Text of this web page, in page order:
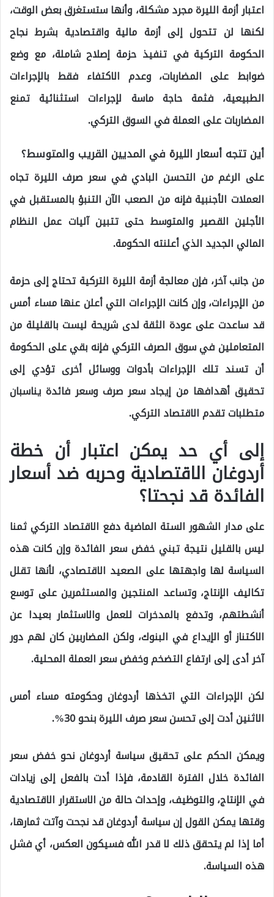
اعتبار أزمة الليرة مجرد مشكلة، وأنها ستستغرق بعض الوقت،
لكنها لن تتحول إلى أزمة مالية واقتصادية بشرط نجاح
الحكومة التركية في تنفيذ حزمة إصلاح شاملة، مع وضع
ضوابط على المضاربات، وعدم الاكتفاء فقط بالإجراءات
الطبيعية، فثمة حاجة ماسة لإجراءات استثنائية تمنع
المضاربات على العملة في السوق التركي.
أين تتجه أسعار الليرة في المديين القريب والمتوسط؟
على الرغم من التحسن البادي في سعر صرف الليرة تجاه
العملات الأجنبية فإنه من الصعب الآن التنبؤ بالمستقبل في
الأجلين القصير والمتوسط حتى تتبين آليات عمل النظام
المالي الجديد الذي أعلنته الحكومة.
من جانب آخر، فإن معالجة أزمة الليرة التركية تحتاج إلى حزمة
من الإجراءات، وإن كانت الإجراءات التي أعلن عنها مساء أمس
قد ساعدت على عودة الثقة لدى شريحة ليست بالقليلة من
المتعاملين في سوق الصرف التركي فإنه بقي على الحكومة
أن تسند تلك الإجراءات بأدوات ووسائل أخرى تؤدي إلى
تحقيق أهدافها من إيجاد سعر صرف وسعر فائدة يناسبان
متطلبات تقدم الاقتصاد التركي.
إلى أي حد يمكن اعتبار أن خطة
أردوغان الاقتصادية وحربه ضد أسعار
الفائدة قد نجحتا؟
على مدار الشهور الستة الماضية دفع الاقتصاد التركي ثمنا
ليس بالقليل نتيجة تبني خفض سعر الفائدة وإن كانت هذه
السياسة لها واجهتها على الصعيد الاقتصادي، لأنها تقلل
تكاليف الإنتاج، وتساعد المنتجين والمستثمرين على توسع
أنشطتهم، وتدفع بالمدخرات للعمل والاستثمار بعيدا عن
الاكتناز أو الإيداع في البنوك، ولكن المضاربين كان لهم دور
آخر أدى إلى ارتفاع التضخم وخفض سعر العملة المحلية.
لكن الإجراءات التي اتخذها أردوغان وحكومته مساء أمس
الاثنين أدت إلى تحسن سعر صرف الليرة بنحو 30%.
ويمكن الحكم على تحقيق سياسة أردوغان نحو خفض سعر
الفائدة خلال الفترة القادمة، فإذا أدت بالفعل إلى زيادات
في الإنتاج، والتوظيف، وإحداث حالة من الاستقرار الاقتصادية
وقتها يمكن القول إن سياسة أردوغان قد نجحت وآتت ثمارها،
أما إذا لم يتحقق ذلك لا قدر الله فسيكون العكس، أي فشل
هذه السياسة.